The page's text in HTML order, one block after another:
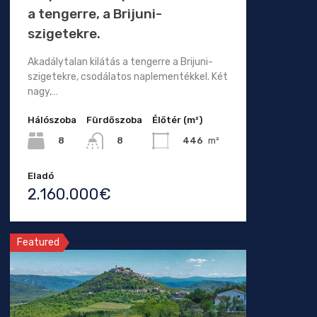
a tengerre, a Brijuni-
szigetekre.
Akadálytalan kilátás a tengerre a Brijuni-
szigetekre, csodálatos naplementékkel. Két
nagy,…
Hálószoba
8
Fürdőszoba
8
Élőtér (m²)
446 m²
Eladó
2.160.000€
Featured